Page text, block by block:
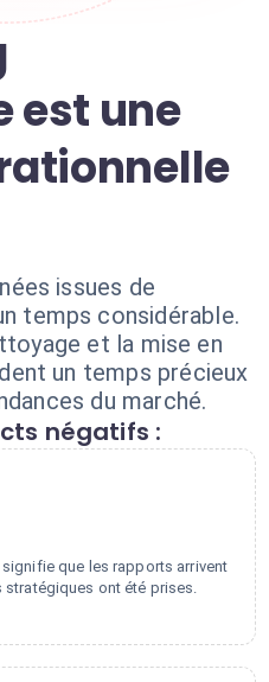
est une
issues de
temps considérable.
et la mise en
un temps précieux
du marché.
négatifs :
que les rapports arrivent
ont été prises.